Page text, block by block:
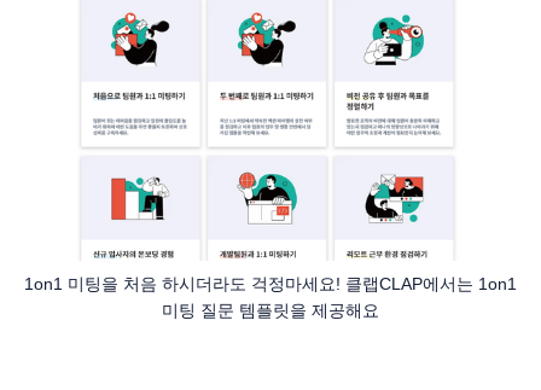
1on1 미팅을 처음 하시더라도 걱정마세요! 클랩CLAP에서는 1on1
미팅 질문 템플릿을 제공해요